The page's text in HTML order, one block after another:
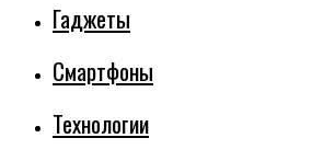
Гаджеты
Смартфоны
Технологии